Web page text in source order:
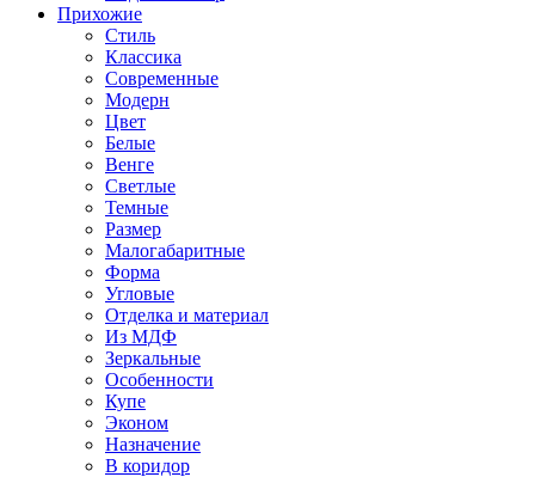
Прихожие
Стиль
Классика
Современные
Модерн
Цвет
Белые
Венге
Светлые
Темные
Размер
Малогабаритные
Форма
Угловые
Отделка и материал
Из МДФ
Зеркальные
Особенности
Купе
Эконом
Назначение
В коридор